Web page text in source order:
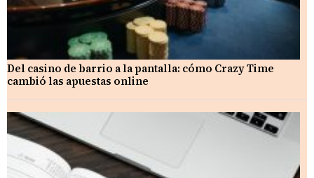
Del casino de barrio a la pantalla: cómo Crazy Time
cambió las apuestas online